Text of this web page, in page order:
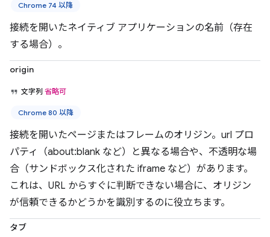
Chrome 74 以降
接続を開いたネイティブ アプリケーションの名前（存在
する場合）。
origin
文字列 省略可
Chrome 80 以降
接続を開いたページまたはフレームのオリジン。url プロ
パティ（about:blank など）と異なる場合や、不透明な場
合（サンドボックス化された iframe など）があります。
これは、URL からすぐに判断できない場合に、オリジン
が信頼できるかどうかを識別するのに役立ちます。
タブ